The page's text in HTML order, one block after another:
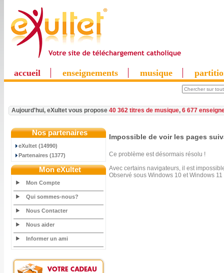
accueil enseignements musique
Aujourd'hui, eXultet vous propose 40 362 titres de musique, 6 677
Nos partenaires
eXultet (14990)
Partenaires (1377)
Mon eXultet
Mon Compte
Qui sommes-nous?
Nous Contacter
Nous aider
Informer un ami
Impossible de voir les pages
Ce problème est désormais résolu !
Avec certains navigateurs, il est
Observé sous Windows 10 et Windows